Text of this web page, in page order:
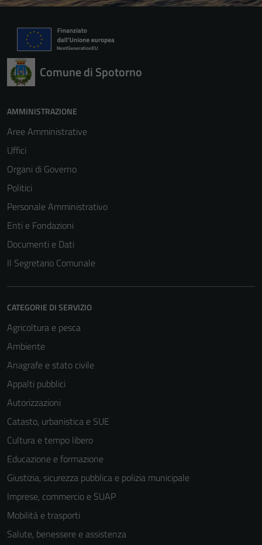
Comune di Spotorno
AMMINISTRAZIONE
Aree Amministrative
Uffici
Organi di Governo
Politici
Personale Amministrativo
Enti e Fondazioni
Documenti e Dati
Il Segretario Comunale
CATEGORIE DI SERVIZIO
Agricoltura e pesca
Ambiente
Anagrafe e stato civile
Appalti pubblici
Autorizzazioni
Catasto, urbanistica e SUE
Cultura e tempo libero
Educazione e formazione
Giustizia, sicurezza pubblica e polizia municipale
Imprese, commercio e SUAP
Mobilità e trasporti
Salute, benessere e assistenza